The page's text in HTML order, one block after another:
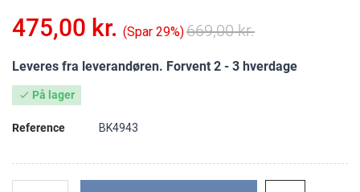
475,00 kr. Spar 29% 669,00 kr.
Leveres fra leverandøren. Forvent 2 - 3 hverdage
 På lager
Reference BK4943